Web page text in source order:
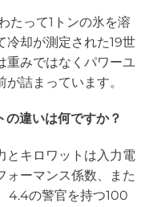
たって1トンの氷を溶
冷却が測定された19世
重みではなくパワーユ
詰まっています。
違いは何ですか？
とキロワットは入力電
ォーマンス係数、また
4.4の警官を持つ100